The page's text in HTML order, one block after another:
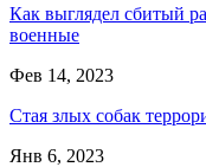
Как выглядел сбитый
военные
Фев 14, 2023
Стая злых собак
Янв 6, 2023